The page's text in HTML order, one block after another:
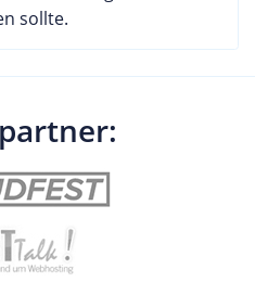
sollte.